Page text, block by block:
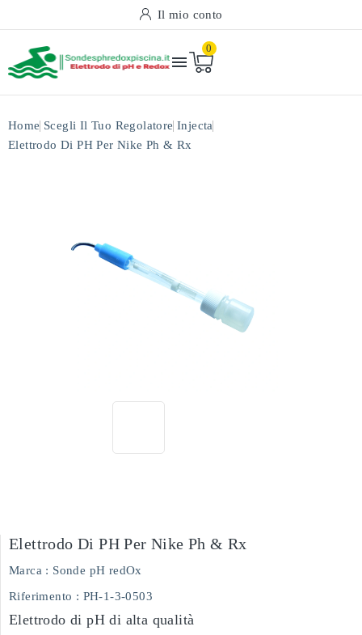
Il mio conto

0
Home Scegli Il Tuo Regolatore Injecta
Elettrodo Di PH Per Nike Ph & Rx
Elettrodo Di PH Per Nike Ph & Rx
Marca : Sonde pH redOx
Riferimento : PH-1-3-0503
Elettrodo di pH di alta qualità